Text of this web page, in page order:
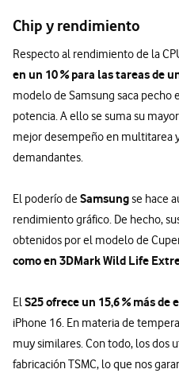
Chip y rendimiento
Respecto al rendimiento de la
en un 10 % para las tareas de
modelo de Samsung saca pecho
potencia. A ello se suma su
mejor desempeño en multitarea
demandantes.
El poderío deSamsungse hace
rendimiento gráfico. De hecho,
obtenidos por el modelo de
como en 3DMark Wild Life
ElS25 ofrece un 15,6 % más
iPhone 16. En materia de
muy similares. Con todo, los dos
fabricación TSMC, lo que nos